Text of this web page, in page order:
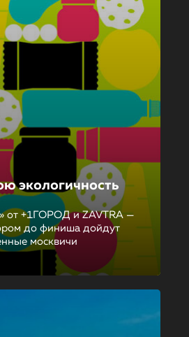
экологичность
от +1ГОРОД и ZAVTRA —
до финиша дойдут
москвичи